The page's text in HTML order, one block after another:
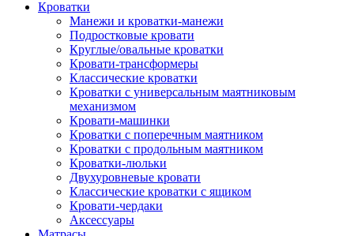
Кроватки
Манежи и кроватки-манежи
Подростковые кровати
Круглые/овальные кроватки
Кровати-трансформеры
Классические кроватки
Кроватки с универсальным маятниковым
механизмом
Кровати-машинки
Кроватки с поперечным маятником
Кроватки с продольным маятником
Кроватки-люльки
Двухуровневые кровати
Классические кроватки с ящиком
Кровати-чердаки
Аксессуары